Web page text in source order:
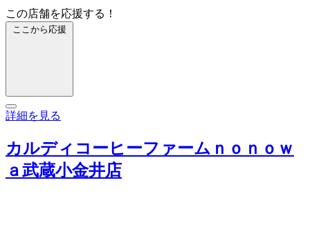
この店舗を応援する！
ここから応援
詳細を見る
カルディコーヒーファームｎｏｎｏｗ
ａ武蔵小金井店